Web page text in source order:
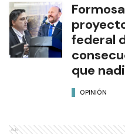
federal
que
OPINIÓN
Ads